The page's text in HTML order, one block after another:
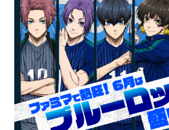
「缶バッジ」取り扱い店舗
【6月9日10:00～】ブルーロ
『アクリルスタンドセット
セット』がオンライン予約
【ファミマオンライン限定】
リルスタンドセット
【ファミマオンライン限定】